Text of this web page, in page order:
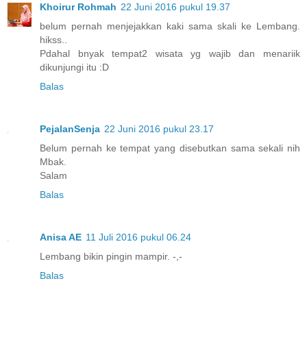
Khoirur Rohmah 22 Juni 2016 pukul 19.37
belum pernah menjejakkan kaki sama skali ke Lembang.
hikss..
Pdahal bnyak tempat2 wisata yg wajib dan menariik
dikunjungi itu :D
Balas
PejalanSenja 22 Juni 2016 pukul 23.17
Belum pernah ke tempat yang disebutkan sama sekali nih
Mbak.
Salam
Balas
Anisa AE 11 Juli 2016 pukul 06.24
Lembang bikin pingin mampir. -,-
Balas